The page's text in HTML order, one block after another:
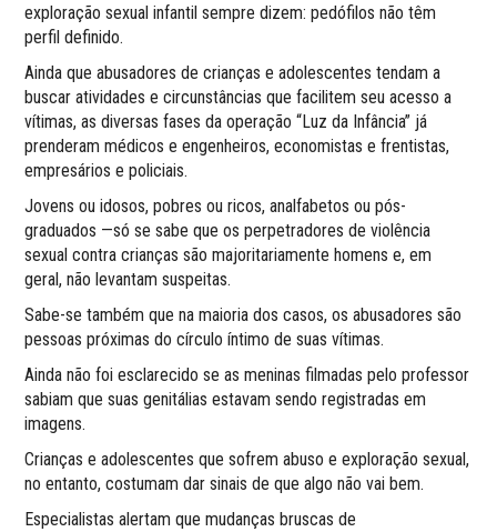
exploração sexual infantil sempre dizem: pedófilos não têm
perfil definido.
Ainda que abusadores de crianças e adolescentes tendam a
buscar atividades e circunstâncias que facilitem seu acesso a
vítimas, as diversas fases da operação “Luz da Infância” já
prenderam médicos e engenheiros, economistas e frentistas,
empresários e policiais.
Jovens ou idosos, pobres ou ricos, analfabetos ou pós-
graduados —só se sabe que os perpetradores de violência
sexual contra crianças são majoritariamente homens e, em
geral, não levantam suspeitas.
Sabe-se também que na maioria dos casos, os abusadores são
pessoas próximas do círculo íntimo de suas vítimas.
Ainda não foi esclarecido se as meninas filmadas pelo professor
sabiam que suas genitálias estavam sendo registradas em
imagens.
Crianças e adolescentes que sofrem abuso e exploração sexual,
no entanto, costumam dar sinais de que algo não vai bem.
Especialistas alertam que mudanças bruscas de